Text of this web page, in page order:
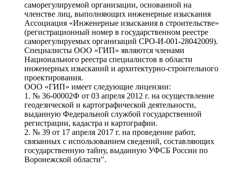
саморегулируемой организации, основанной на
членстве лиц, выполняющих инженерные изыскания
Ассоциация «Инженерные изыскания в строительстве»
(регистрационный номер в государственном реестре
саморегулируемых организаций СРО-И-001-28042009).
Специалисты ООО «ГИП» являются членами
Национального реестра специалистов в области
инженерных изысканий и архитектурно-строительного
проектирования.
ООО «ГИП» имеет следующие лицензии:
1. № 36-00002Ф от 03 апреля 2012 г. на осуществление
геодезической и картографической деятельности,
выданную Федеральной службой государственной
регистрации, кадастра и картографии.
2. № 39 от 17 апреля 2017 г. на проведение работ,
связанных с использованием сведений, составляющих
государственную тайну, выданную УФСБ России по
Воронежской области".